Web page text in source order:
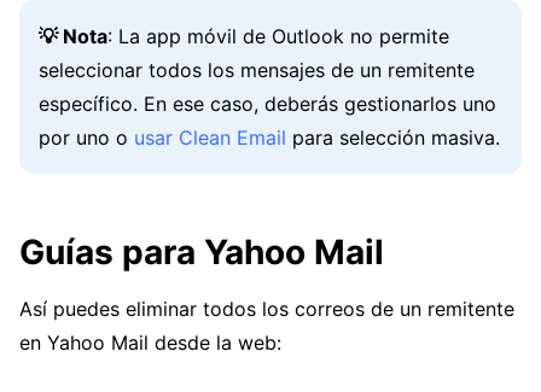
💡 Nota: La app móvil de Outlook no permite
seleccionar todos los mensajes de un remitente
específico. En ese caso, deberás gestionarlos uno
por uno o usar Clean Email para selección masiva.
Guías para Yahoo Mail
Así puedes eliminar todos los correos de un remitente
en Yahoo Mail desde la web: